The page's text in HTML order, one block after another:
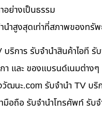
อย่างเป็นธรรม
นำสูงสุดเท่าที่สภาพของทรั
บริการ รับจำนำสินค้าไอที รั
า และ ของแบรนด์เนมต่างๆ
วัฒนะ.com รับจำนำ TV บริ
มือถือ รับจำนำโทรศัพท์ รับ